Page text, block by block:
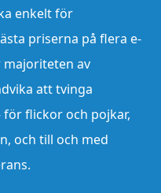
enkelt för
priserna på flera e-
majoriteten av
att tvinga
flickor och pojkar,
och till och med